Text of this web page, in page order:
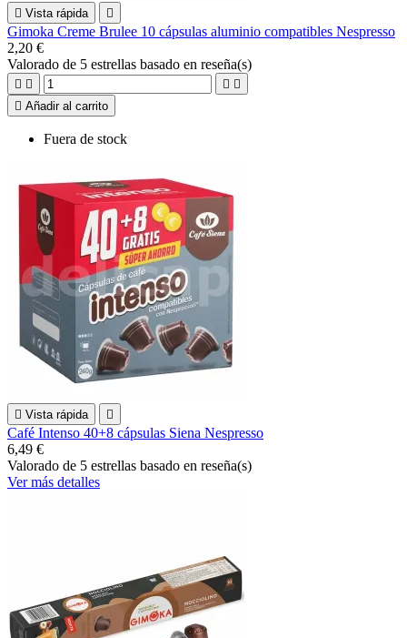
 Vista rápida 
Gimoka Creme Brulee 10 cápsulas aluminio compatibles Nespresso
2,20 €
Valorado de 5 estrellas basado en reseña(s)
   
 Añadir al carrito
Fuera de stock
 Vista rápida 
Café Intenso 40+8 cápsulas Siena Nespresso
6,49 €
Valorado de 5 estrellas basado en reseña(s)
Ver más detalles